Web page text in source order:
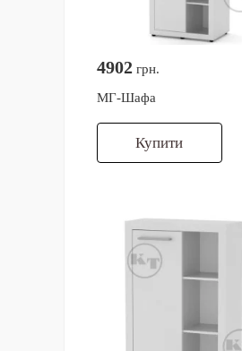
4902грн.
МГ-Шафа
Купити